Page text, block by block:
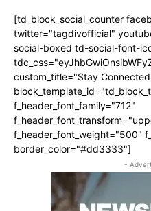
[td_block_social_counter
twitter="tagdivofficial"
social-boxed td-social-font-
custom_title="Stay
f_header_font_family="712"
f_header_font_weight="500"
border_color="#dd3333"]
-